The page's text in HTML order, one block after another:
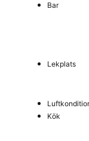
Bar
Lekplats
Kök